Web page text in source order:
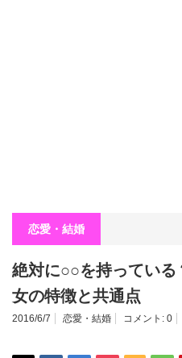
恋愛・結婚
絶対に○○を持っている
女の特徴と共通点
2016/6/7 恋愛・結婚 コメント: 0